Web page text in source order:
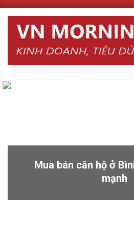
Skip
content
Mua bán căn hộ ở
mạnh